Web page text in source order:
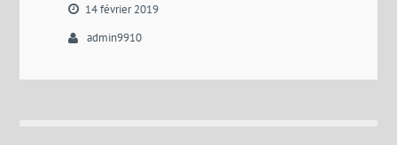
14 février 2019
admin9910